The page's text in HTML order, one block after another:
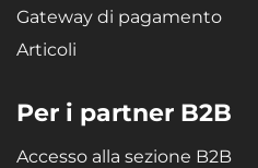
Gateway di pagamento
Articoli
Per i partner B2B
Accesso alla sezione B2B